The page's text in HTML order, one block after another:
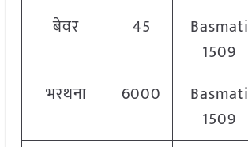
बेवर 45
Basmati
1509
भरथना 6000
Basmati
1509